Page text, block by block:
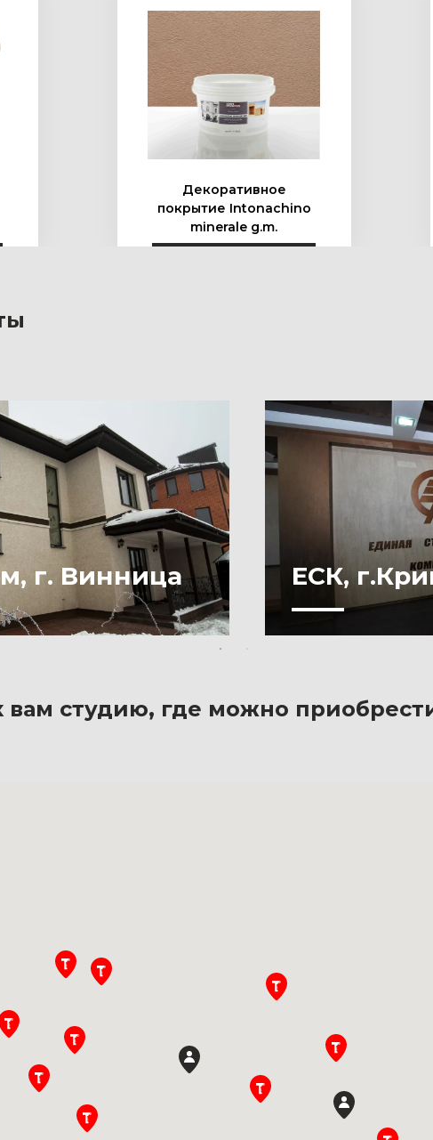
Подробнее
Декоративное
покрытие Intonachino
minerale g.m.
г. Винница
ЕСК,
студию, где можно